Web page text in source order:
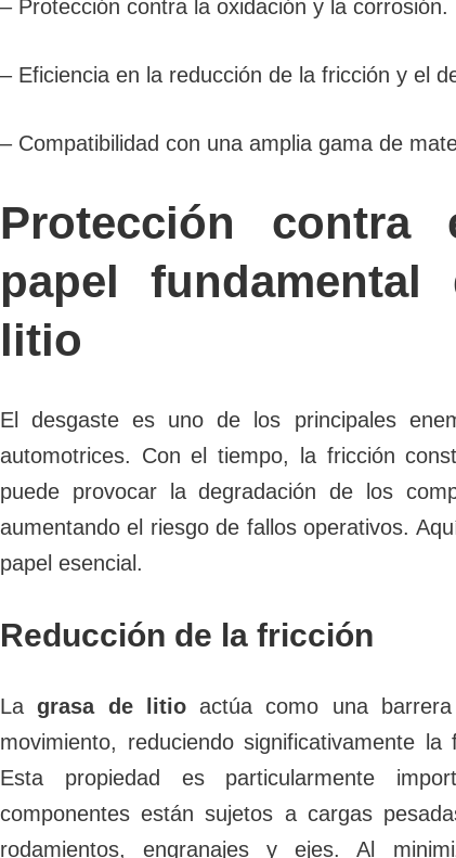
– Protección contra la oxidación y la corrosión.
– Eficiencia en la reducción de la fricción y el
– Compatibilidad con una amplia gama de
Protección contra
papel
litio
El desgaste es uno de los principales
automotrices. Con el tiempo, la fricción
puede provocar la degradación de los
aumentando el riesgo de fallos operativos.
papel esencial.
Reducción de la fricción
Lagrasa de litioactúa como una barrera
movimiento, reduciendo significativamente
Esta propiedad es particularmente
componentes están sujetos a cargas
rodamientos, engranajes y ejes. Al